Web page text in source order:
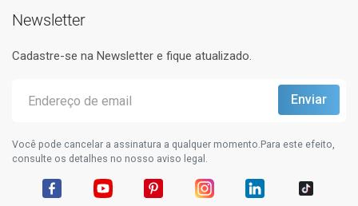
Newsletter
Cadastre-se na Newsletter e fique atualizado.
Você pode cancelar a assinatura a qualquer momento.Para este efeito,
consulte os detalhes no nosso aviso legal.